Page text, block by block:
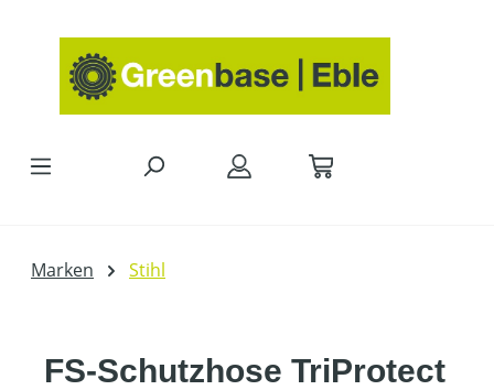
Marken Stihl
FS-Schutzhose TriProtect